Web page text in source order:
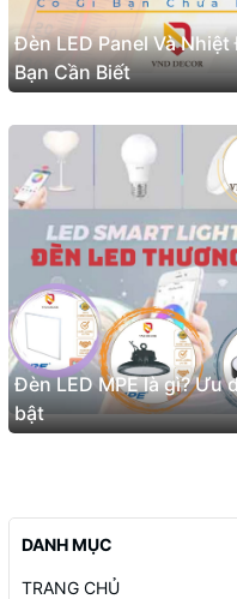
Đèn LED Panel Và
Bạn Cần Biết
Đèn LED MPE là gì? Ưu
bật
DANH MỤC
TRANG CHỦ